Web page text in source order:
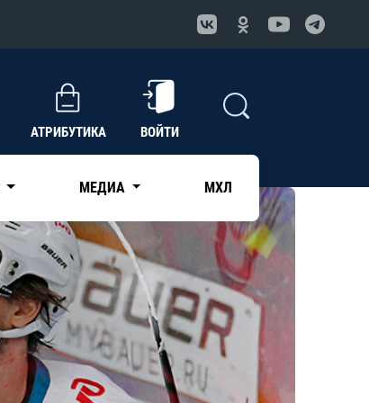
АТРИБУТИКА ВОЙТИ
МЕДИА МХЛ